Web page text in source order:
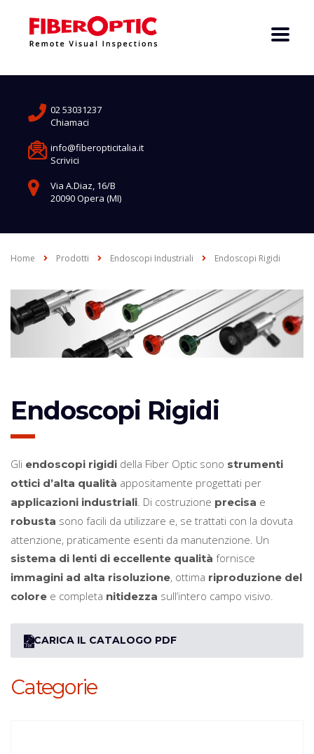
02 53031237
Chiamaci
info@fiberopticitalia.it
Scrivici
Via A.Diaz, 16/B
20090 Opera (MI)
Home Prodotti Endoscopi Industriali Endoscopi Rigidi
Endoscopi Rigidi
Gli endoscopi rigidi della Fiber Optic sono strumenti
ottici d’alta qualità appositamente progettati per
applicazioni industriali. Di costruzione precisa e
robusta sono facili da utilizzare e, se trattati con la dovuta
attenzione, praticamente esenti da manutenzione. Un
sistema di lenti di eccellente qualità fornisce
immagini ad alta risoluzione, ottima riproduzione del
colore e completa nitidezza sull’intero campo visivo.
SCARICA IL CATALOGO PDF
Categorie